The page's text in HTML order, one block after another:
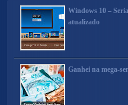
Windows 10 –
atualizado
Ganhei na mega-